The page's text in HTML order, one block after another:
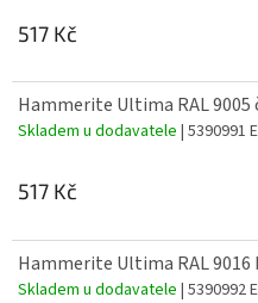
517 Kč
Hammerite Ultima RAL 9005
Skladem u dodavatele | 5390991
517 Kč
Hammerite Ultima RAL 9016
Skladem u dodavatele | 5390992